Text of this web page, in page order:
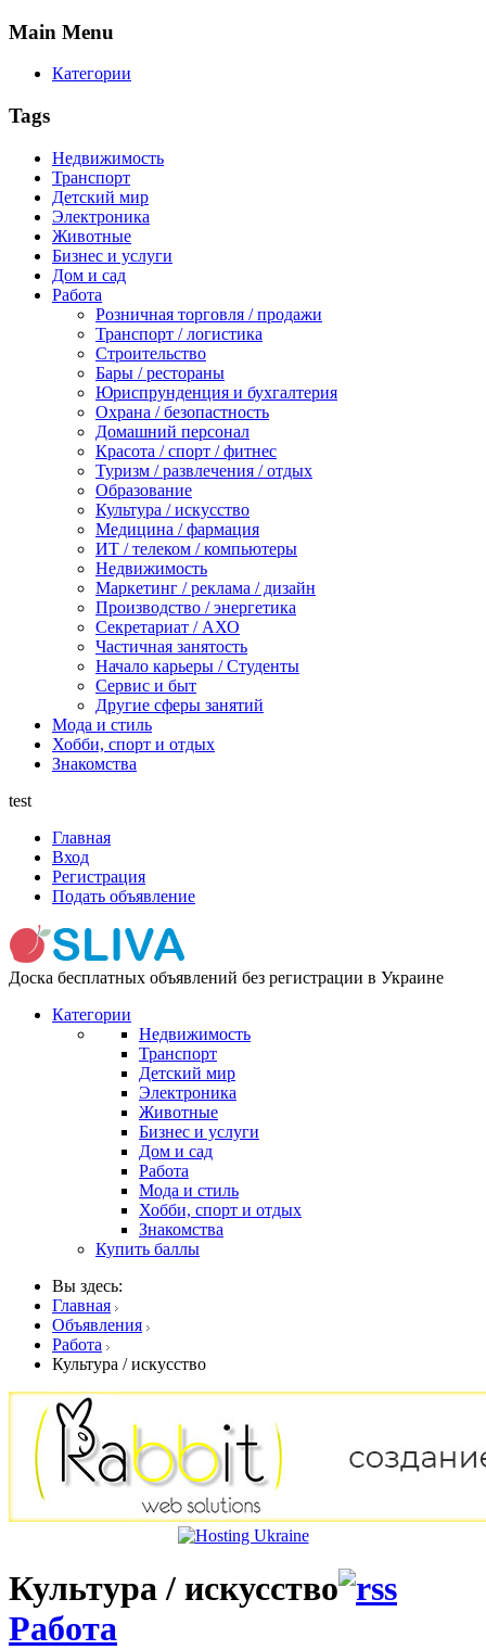
Main Menu
Категории
Tags
Недвижимость
Транспорт
Детский мир
Электроника
Животные
Бизнес и услуги
Дом и сад
Работа
Розничная торговля / продажи
Транспорт / логистика
Строительство
Бары / рестораны
Юриспрунденция и бухгалтерия
Охрана / безопастность
Домашний персонал
Красота / спорт / фитнес
Туризм / развлечения / отдых
Образование
Культура / искусство
Медицина / фармация
ИТ / телеком / компьютеры
Недвижимость
Маркетинг / реклама / дизайн
Производство / энергетика
Секретариат / АХО
Частичная занятость
Начало карьеры / Студенты
Сервис и быт
Другие сферы занятий
Мода и стиль
Хобби, спорт и отдых
Знакомства
test
Главная
Вход
Регистрация
Подать объявление
Доска бесплатных объявлений без регистрации в Украине
Категории
Недвижимость
Транспорт
Детский мир
Электроника
Животные
Бизнес и услуги
Дом и сад
Работа
Мода и стиль
Хобби, спорт и отдых
Знакомства
Купить баллы
Вы здесь:
Главная
Объявления
Работа
Культура / искусство
Культура / искусство
Работа